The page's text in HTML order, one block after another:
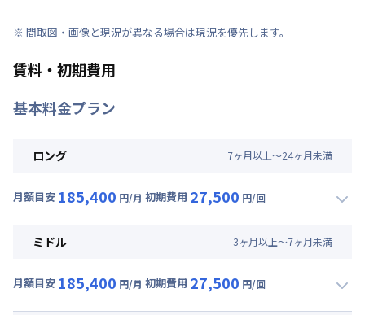
※ 間取図・画像と現況が異なる場合は現況を優先します。
賃料・初期費用
基本料金プラン
ロング 7ヶ月以上～24ヶ月未満
月額目安 185,400 円/月 初期費用 27,500 円/回
月額賃料目安(30日利用)
光熱費他 : 24,000円/月 (800円/日) (税抜)
ミドル 3ヶ月以上～7ヶ月未満
月額目安 185,400 円/月 初期費用 27,500 円/回